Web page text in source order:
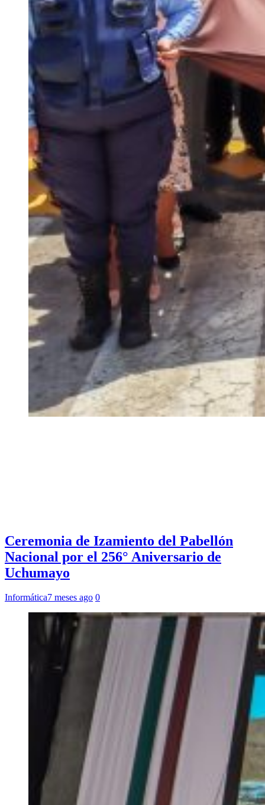
Ceremonia de Izamiento del Pabellón
Nacional por el 256° Aniversario de
Uchumayo
Informática7 meses ago 0